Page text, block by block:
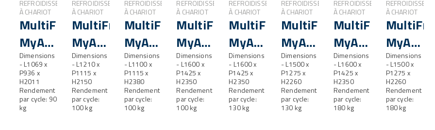
REFROIDISSEMENT
À CHARIOT
MultiFresh®
MyA
90.1
ST
Dimensions
- L1069 x
P936 x
H2011
Rendement
par cycle: 90
kg
REFROIDISSEMENT
À CHARIOT
MultiFresh®
MyA
100.1
Dimensions
- L1210 x
P1115 x
H2150
Rendement
par cycle:
100 kg
REFROIDISSEMENT
À CHARIOT
MultiFresh®
MyA
100.1
ST
Dimensions
- L1100 x
P1115 x
H2380
Rendement
par cycle:
100 kg
REFROIDISSEMENT
À CHARIOT
MultiFresh®
MyA
100.2
Dimensions
- L1600 x
P1425 x
H2350
Rendement
par cycle:
100 kg
REFROIDISSEMENT
À CHARIOT
MultiFresh®
MyA
130.2
Dimensions
- L1600 x
P1425 x
H2350
Rendement
par cycle:
130 kg
REFROIDISSEMENT
À CHARIOT
MultiFresh®
MyA
130.2
ST
Dimensions
- L1500 x
P1275 x
H2260
Rendement
par cycle:
130 kg
REFROIDISSEMENT
À CHARIOT
MultiFresh®
MyA
180.2
Dimensions
- L1600 x
P1425 x
H2350
Rendement
par cycle:
180 kg
À CHARIOT
MyA
180.2
ST
Dimensions
- L1500 x
P1275 x
H2260
Rendement
par cycle:
180 kg